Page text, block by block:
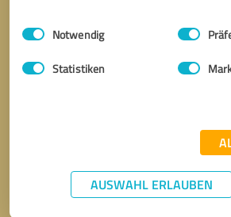
Impressum Datenschutzbestimmungen
Einwilligungsauswahl
Notwendig
Statistiken
AUSWAHL ERLAUBEN
Nachricht senden